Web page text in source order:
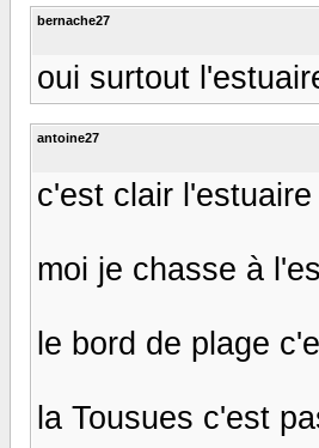
bernache27
oui surtout
antoine27
c'est clair
moi je chasse à
le bord de plage
la Tousues c'est